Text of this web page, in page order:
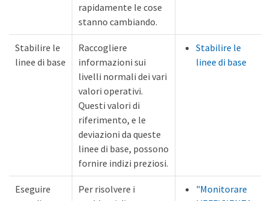
rapidamente le cose
stanno cambiando.
Stabilire le
linee di base
Raccogliere
informazioni sui
livelli normali dei vari
valori operativi.
Questi valori di
riferimento, e le
deviazioni da queste
linee di base, possono
fornire indizi preziosi.
Stabilire le
linee di base
Eseguire
Per risolvere i
"Monitorare